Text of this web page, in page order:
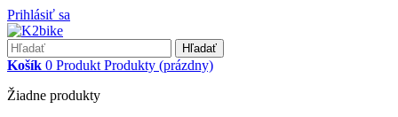
Prihlásiť sa
Hľadať
Košík 0 Produkt Produkty (prázdny)
Žiadne produkty